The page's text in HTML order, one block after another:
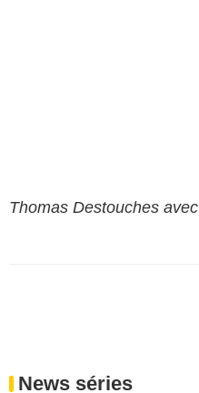
Thomas Destouches avec
News séries